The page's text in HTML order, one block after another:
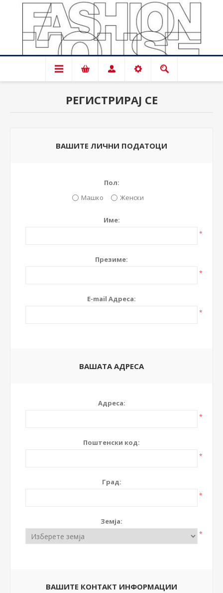
РЕГИСТРИРАЈ СЕ
ВАШИТЕ ЛИЧНИ ПОДАТОЦИ
Пол:
Машко
Женски
Име:
*
Презиме:
*
E-mail Адреса:
*
ВАШАТА АДРЕСА
Адреса:
*
Поштенски код:
*
Град:
*
Земја:
*
ВАШИТЕ КОНТАКТ ИНФОРМАЦИИ